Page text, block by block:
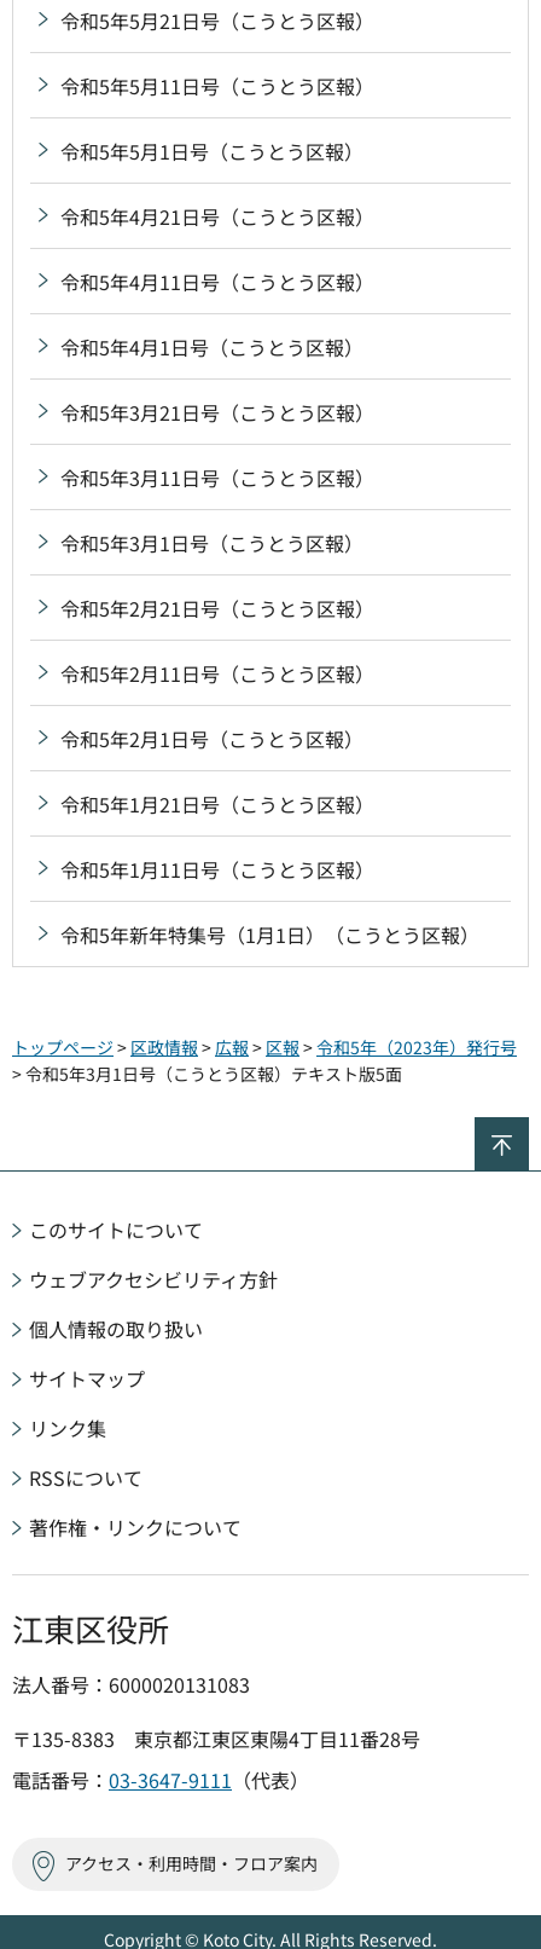
令和5年5月21日号（こうとう区報）
令和5年5月11日号（こうとう区報）
令和5年5月1日号（こうとう区報）
令和5年4月21日号（こうとう区報）
令和5年4月11日号（こうとう区報）
令和5年4月1日号（こうとう区報）
令和5年3月21日号（こうとう区報）
令和5年3月11日号（こうとう区報）
令和5年3月1日号（こうとう区報）
令和5年2月21日号（こうとう区報）
令和5年2月11日号（こうとう区報）
令和5年2月1日号（こうとう区報）
令和5年1月21日号（こうとう区報）
令和5年1月11日号（こうとう区報）
令和5年新年特集号（1月1日）（こうとう区報）
トップページ > 区政情報 >広報 > 区報 >令和5年（2023年）発行号
> 令和5年3月1日号（こうとう区報）テキスト版5面
このサイトについて
ウェブアクセシビリティ方針
個人情報の取り扱い
サイトマップ
リンク集
RSSについて
著作権・リンクについて
江東区役所
法人番号：6000020131083
〒135-8383 東京都江東区東陽4丁目11番28号
電話番号： 03-3647-9111 （代表）
アクセス・利用時間・フロア案内
Copyright © Koto City. All Rights Reserved.